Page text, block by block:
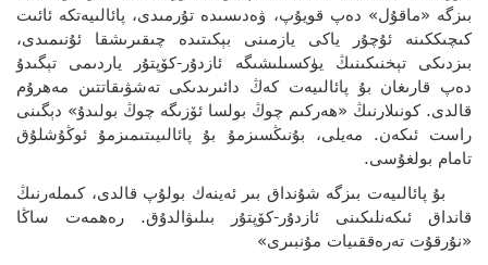
بىزگە «ماقۇل» دەپ قويۇپ، ۋەدىسىدە تۇرمىدى، پائالىيەتكە ئائىت
كىچىككىنە ئۇچۇر ياكى يازمىنى بېكىتىدە چىقىرىشقا ئۇنىمىدى،
بىزدىكى تېخنىكىنىڭ يۈكسىلىشىگە ئازدۇر-كۆپتۇر ياردىمى تېگىدۇ
دەپ قارىغان بۇ پائالىيەت كەڭ دائىرىدىكى تەشۋىقاتتىن مەھرۇم
قالدى. كونىلارنىڭ «ھەركىم چوڭ بولسا ئۆزىگە چوڭ بولىدۇ» دېگىنى
راست ئىكەن. مەيلى، بۇنىڭسىزمۇ بۇ پائالىيىتىمىزمۇ ئوڭۇشلۇق
تامام بولغۇسى.
بۇ پائالىيەت بىزگە شۇنداق بىر ئەينەك بولۇپ قالدى، كىملەرنىڭ
قانداق ئىكەنلىكىنى ئازدۇر-كۆپتۇر بىلىۋالدۇق. رەھمەت ساڭا
«نۇرقۇت تەرەققىيات مۇنبىرى»